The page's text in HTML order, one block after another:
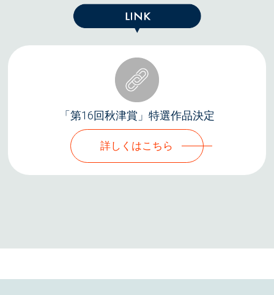
「第16回秋津賞」特選作品決定
詳しくはこちら